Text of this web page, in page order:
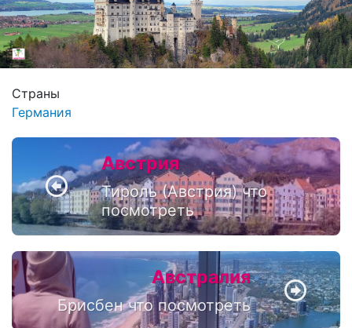
Страны
Германия
Австрия
Тироль (Австрия) что
посмотреть
Австралия
Брисбен что посмотреть